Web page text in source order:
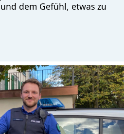
dem Gefühl, etwas zu